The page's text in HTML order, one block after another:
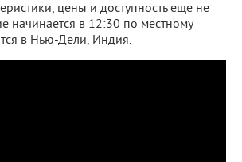
цены и доступность еще не
начинается в 12:30 по местному
в Нью-Дели, Индия.